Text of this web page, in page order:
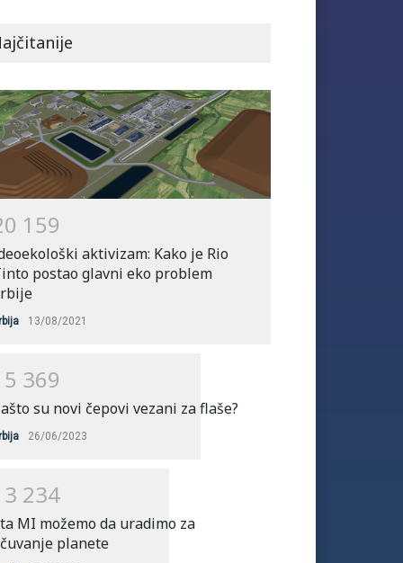
0 1 59
aktivizam: Kako je Rio
postao glavni eko problem
13/08/2021
5 369
su novi čepovi vezani za flaše?
26/06/2023
3 234
MI možemo da uradimo za
planete